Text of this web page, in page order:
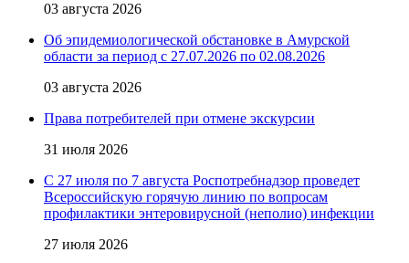
03 августа 2026
Об эпидемиологической обстановке в Амурской
области за период с 27.07.2026 по 02.08.2026
03 августа 2026
Права потребителей при отмене экскурсии
31 июля 2026
С 27 июля по 7 августа Роспотребнадзор проведет
Всероссийскую горячую линию по вопросам
профилактики энтеровирусной (неполио) инфекции
27 июля 2026